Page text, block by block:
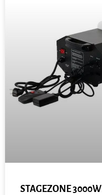
STAGEZONE 3000W